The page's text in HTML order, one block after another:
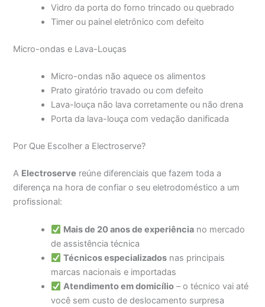
Vidro da porta do forno trincado ou quebrado
Timer ou painel eletrônico com defeito
Micro-ondas e Lava-Louças
Micro-ondas não aquece os alimentos
Prato giratório travado ou com defeito
Lava-louça não lava corretamente ou não drena
Porta da lava-louça com vedação danificada
Por Que Escolher a Electroserve?
A Electroserve reúne diferenciais que fazem toda a
diferença na hora de confiar o seu eletrodoméstico a um
profissional:
Mais de 20 anos de experiênciano mercado
de assistência técnica
Técnicos especializadosnas principais
marcas nacionais e importadas
Atendimento em domicílio– o técnico vai até
você sem custo de deslocamento surpresa